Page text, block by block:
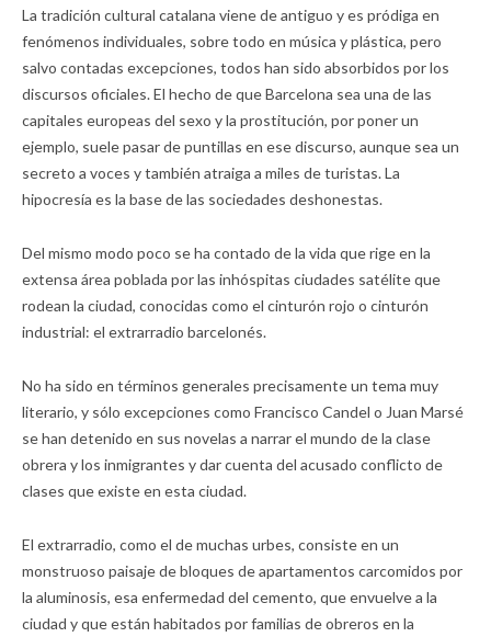
La tradición cultural catalana viene de antiguo y es pródiga en
fenómenos individuales, sobre todo en música y plástica, pero
salvo contadas excepciones, todos han sido absorbidos por los
discursos oficiales. El hecho de que Barcelona sea una de las
capitales europeas del sexo y la prostitución, por poner un
ejemplo, suele pasar de puntillas en ese discurso, aunque sea un
secreto a voces y también atraiga a miles de turistas. La
hipocresía es la base de las sociedades deshonestas.
Del mismo modo poco se ha contado de la vida que rige en la
extensa área poblada por las inhóspitas ciudades satélite que
rodean la ciudad, conocidas como el cinturón rojo o cinturón
industrial: el extrarradio barcelonés.
No ha sido en términos generales precisamente un tema muy
literario, y sólo excepciones como Francisco Candel o Juan Marsé
se han detenido en sus novelas a narrar el mundo de la clase
obrera y los inmigrantes y dar cuenta del acusado conflicto de
clases que existe en esta ciudad.
El extrarradio, como el de muchas urbes, consiste en un
monstruoso paisaje de bloques de apartamentos carcomidos por
la aluminosis, esa enfermedad del cemento, que envuelve a la
ciudad y que están habitados por familias de obreros en la